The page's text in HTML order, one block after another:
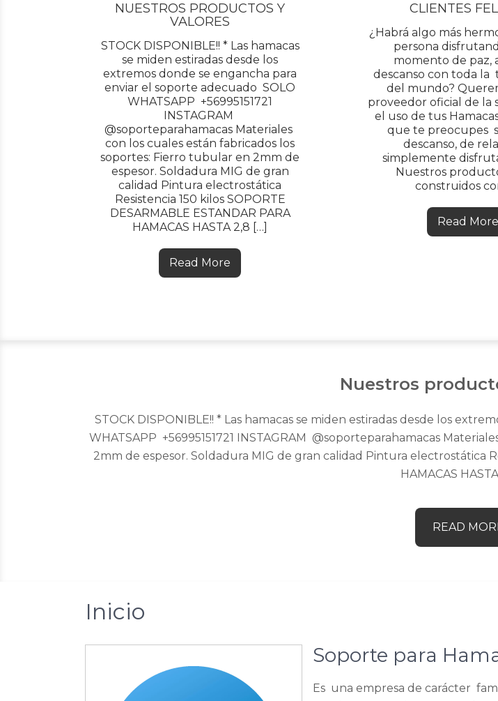
NUESTROS PRODUCTOS Y
VALORES
STOCK DISPONIBLE!! * Las hamacas
se miden estiradas desde los
extremos donde se engancha para
enviar el soporte adecuado SOLO
WHATSAPP +56995151721
INSTAGRAM
@soporteparahamacas Materiales
con los cuales están fabricados los
soportes: Fierro tubular en 2mm de
espesor. Soldadura MIG de gran
calidad Pintura electrostática
Resistencia 150 kilos SOPORTE
DESARMABLE ESTANDAR PARA
HAMACAS HASTA 2,8 […]
Read More
CLIENTES
¿Habrá algo más
persona
momento de paz,
descanso con toda la
del mundo?
proveedor oficial de la
el uso de tus
que te preocupes
descanso, de
simplemente
Nuestros
construidos
Read More
Nuestros
STOCK DISPONIBLE!! * Las hamacas se miden estiradas desde los
WHATSAPP +56995151721 INSTAGRAM @soporteparahamacas
2mm de espesor. Soldadura MIG de gran calidad Pintura electrostática
HAMACAS
READ
Inicio
Soporte para
Es una empresa de carácter